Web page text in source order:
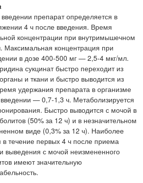
препарат определяется в
4 ч после введения. Время
концентрации при внутримышечном
концентрация при
в дозе 400-500 мг — 2,5-4 мкг/мл.
сукцинат быстро переходит из
и ткани и быстро выводится из
удержания препарата в организме
— 0,7-1,3 ч. Метаболизируется
Быстро выводится с мочой в
(50% за 12 ч) и в незначительном
виде (0,3% за 12 ч). Наиболее
в течение первых 4 ч после приема
выведения с мочой неизмененного
имеют значительную